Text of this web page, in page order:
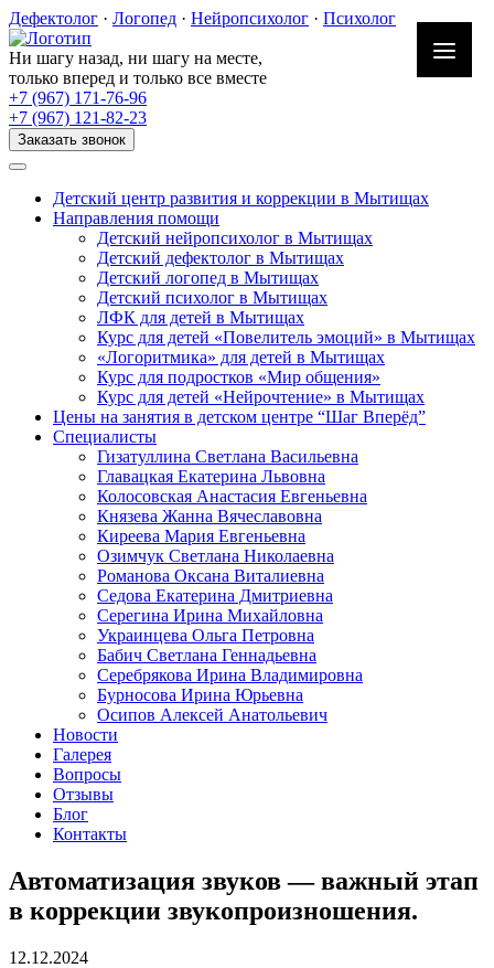
Skip
to
content
Дефектолог · Логопед · Нейропсихолог · Психолог
Ни шагу назад, ни шагу на месте,
только вперед и только все вместе
+7 (967) 171-76-96
+7 (967) 121-82-23
Заказать звонок
Детский центр развития и коррекции в Мытищах
Направления помощи
Детский нейропсихолог в Мытищах
Детский дефектолог в Мытищах
Детский логопед в Мытищах
Детский психолог в Мытищах
ЛФК для детей в Мытищах
Курс для детей «Повелитель эмоций» в Мытищах
«Логоритмика» для детей в Мытищах
Курс для подростков «Мир общения»
Курс для детей «Нейрочтение» в Мытищах
Цены на занятия в детском центре “Шаг Вперёд”
Специалисты
Гизатуллина Светлана Васильевна
Главацкая Екатерина Львовна
Колосовская Анастасия Евгеньевна
Князева Жанна Вячеславовна
Киреева Мария Евгеньевна
Озимчук Светлана Николаевна
Романова Оксана Виталиевна
Седова Екатерина Дмитриевна
Серегина Ирина Михайловна
Украинцева Ольга Петровна
Бабич Светлана Геннадьевна
Серебрякова Ирина Владимировна
Бурносова Ирина Юрьевна
Осипов Алексей Анатольевич
Новости
Галерея
Вопросы
Отзывы
Блог
Контакты
Автоматизация звуков — важный этап
в коррекции звукопроизношения.
12.12.2024